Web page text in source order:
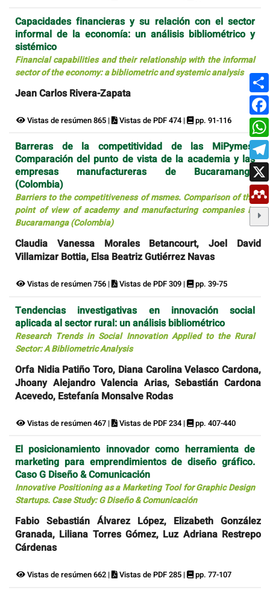
Capacidades financieras y su relación con el sector
informal de la economía: un análisis bibliométrico y
sistémico
Financial capabilities and their relationship with the informal
sector of the economy: a bibliometric and systemic analysis
Jean Carlos Rivera-Zapata
Vistas de resúmen 865 | Vistas de PDF 474 | pp. 91-116
Barreras de la competitividad de las MiPymes.
Comparación del punto de vista de la academia y las
empresas manufactureras de Bucaramanga
(Colombia)
Barriers to the competitiveness of msmes. Comparison of the
point of view of academy and manufacturing companies in
Bucaramanga (Colombia)
Claudia Vanessa Morales Betancourt, Joel David
Villamizar Bottia, Elsa Beatriz Gutiérrez Navas
Vistas de resúmen 756 | Vistas de PDF 309 | pp. 39-75
Tendencias investigativas en innovación social
aplicada al sector rural: un análisis bibliométrico
Research Trends in Social Innovation Applied to the Rural
Sector: A Bibliometric Analysis
Orfa Nidia Patiño Toro, Diana Carolina Velasco Cardona,
Jhoany Alejandro Valencia Arias, Sebastián Cardona
Acevedo, Estefanía Monsalve Rodas
Vistas de resúmen 467 | Vistas de PDF 234 | pp. 407-440
El posicionamiento innovador como herramienta de
marketing para emprendimientos de diseño gráfico.
Caso G Diseño & Comunicación
Innovative Positioning as a Marketing Tool for Graphic Design
Startups. Case Study: G Diseño & Comunicación
Fabio Sebastián Álvarez López, Elizabeth González
Granada, Liliana Torres Gómez, Luz Adriana Restrepo
Cárdenas
Vistas de resúmen 662 | Vistas de PDF 285 | pp. 77-107